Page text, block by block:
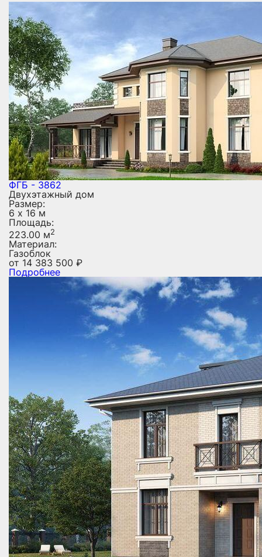
ФГБ - 3862
Двухэтажный дом
Размер:
6 х 16 м
Площадь:
223.00 м2
Материал:
Газоблок
от 14 383 500 ₽
Подробнее